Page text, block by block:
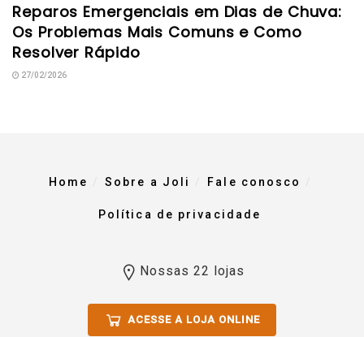
Reparos Emergenciais em Dias de Chuva:
Os Problemas Mais Comuns e Como
Resolver Rápido
27/02/2026
Home Sobre a Joli Fale conosco
Política de privacidade
Nossas 22 lojas
ACESSE A LOJA ONLINE